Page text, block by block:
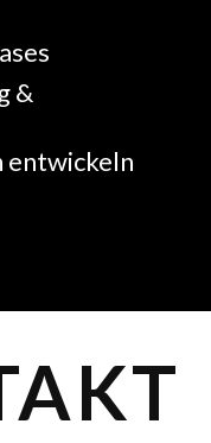
&
entwickeln